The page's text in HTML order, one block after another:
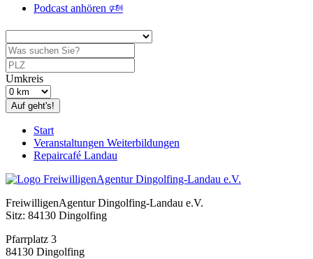
Podcast anhören 🕬
Umkreis
Auf geht's!
Start
Veranstaltungen Weiterbildungen
Repaircafé Landau
FreiwilligenAgentur Dingolfing-Landau e.V.
Sitz: 84130 Dingolfing
Pfarrplatz 3
84130 Dingolfing